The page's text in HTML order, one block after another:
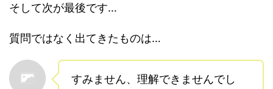
そして次が最後です…
質問ではなく出てきたものは…
すみません、理解できませんでし